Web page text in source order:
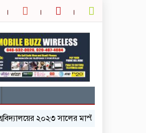
২০২৩ সালের মাস্টার্স শেষপর্ব পরীক্ষার ফল